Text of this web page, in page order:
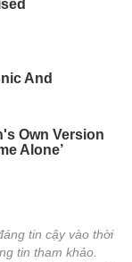
tin cậy vào thời
tin tham khảo.